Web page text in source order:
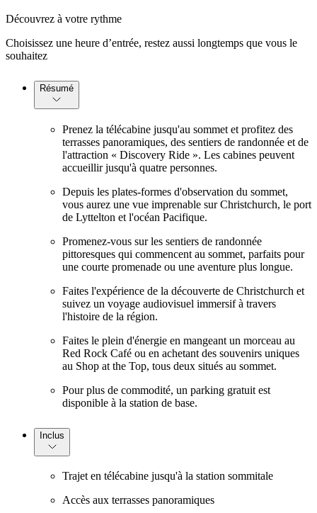
Découvrez à votre rythme
Choisissez une heure d’entrée, restez aussi longtemps que vous le
souhaitez
Résumé
Prenez la télécabine jusqu'au sommet et profitez des
terrasses panoramiques, des sentiers de randonnée et de
l'attraction « Discovery Ride ». Les cabines peuvent
accueillir jusqu'à quatre personnes.
Depuis les plates-formes d'observation du sommet,
vous aurez une vue imprenable sur Christchurch, le port
de Lyttelton et l'océan Pacifique.
Promenez-vous sur les sentiers de randonnée
pittoresques qui commencent au sommet, parfaits pour
une courte promenade ou une aventure plus longue.
Faites l'expérience de la découverte de Christchurch et
suivez un voyage audiovisuel immersif à travers
l'histoire de la région.
Faites le plein d'énergie en mangeant un morceau au
Red Rock Café ou en achetant des souvenirs uniques
au Shop at the Top, tous deux situés au sommet.
Pour plus de commodité, un parking gratuit est
disponible à la station de base.
Inclus
Trajet en télécabine jusqu'à la station sommitale
Accès aux terrasses panoramiques